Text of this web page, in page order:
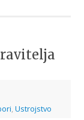
Ustrojstvo